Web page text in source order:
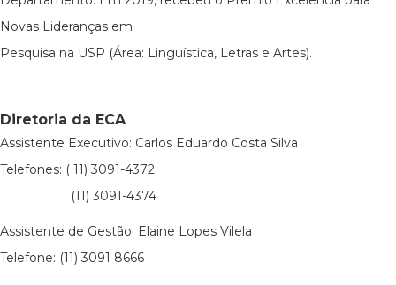
Novas Lideranças em
Pesquisa na USP (Área: Linguística, Letras e Artes).
Diretoria da ECA
Assistente Executivo: Carlos Eduardo Costa Silva
Telefones: ( 11) 3091-4372
(11) 3091-4374
Assistente de Gestão: Elaine Lopes Vilela
Telefone: (11) 3091 8666